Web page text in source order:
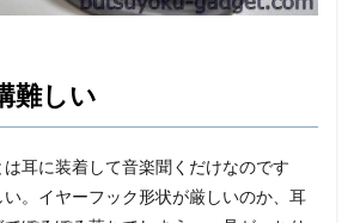
難しい
耳に装着して音楽聞くだけなのです
。イヤーフック形状が厳しいのか、耳